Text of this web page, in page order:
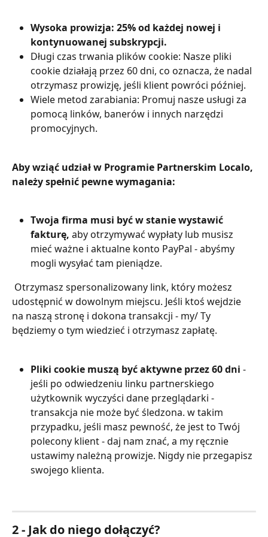
Wysoka prowizja: 25% od każdej nowej i
kontynuowanej subskrypcji.
Długi czas trwania plików cookie: Nasze pliki
cookie działają przez 60 dni, co oznacza, że nadal
otrzymasz prowizję, jeśli klient powróci później.
Wiele metod zarabiania: Promuj nasze usługi za
pomocą linków, banerów i innych narzędzi
promocyjnych.
Aby wziąć udział w Programie Partnerskim Localo,
należy spełnić pewne wymagania:
Twoja firma musi być w stanie wystawić
fakturę, aby otrzymywać wypłaty lub musisz
mieć ważne i aktualne konto PayPal - abyśmy
mogli wysyłać tam pieniądze.
udostępnić w dowolnym miejscu. Jeśli ktoś wejdzie
na naszą stronę i dokona transakcji - my/ Ty
będziemy o tym wiedzieć i otrzymasz zapłatę.
Pliki cookie muszą być aktywne przez 60 dni -
jeśli po odwiedzeniu linku partnerskiego
użytkownik wyczyści dane przeglądarki -
transakcja nie może być śledzona. w takim
przypadku, jeśli masz pewność, że jest to Twój
polecony klient - daj nam znać, a my ręcznie
ustawimy należną prowizje. Nigdy nie przegapisz
swojego klienta.
2 - Jak do niego dołączyć?